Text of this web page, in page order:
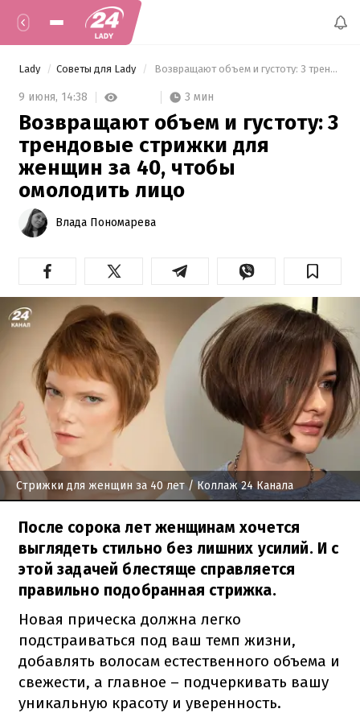
Lady Советы для Lady Возвращают объем и густоту: 3 трендовые стрижки для женщин за 40, чтобы омолодить лицо
9 июня, 14:38 3 мин
Возвращают объем и густоту: 3
трендовые стрижки для
женщин за 40, чтобы
омолодить лицо
Влада Пономарева
Стрижки для женщин за 40 лет/ Коллаж 24 Канала
После сорока лет женщинам хочется
выглядеть стильно без лишних усилий. И с
этой задачей блестяще справляется
правильно подобранная стрижка.
Новая прическа должна легко
подстраиваться под ваш темп жизни,
добавлять волосам естественного объема и
свежести, а главное – подчеркивать вашу
уникальную красоту и уверенность.